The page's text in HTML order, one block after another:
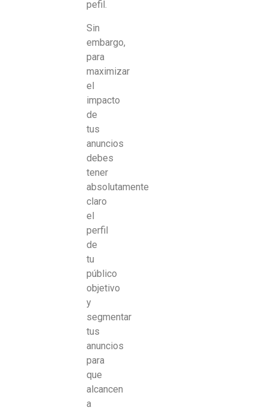
pefil.
Sin
embargo,
para
maximizar
el
impacto
de
tus
anuncios
debes
tener
absolutamente
claro
el
perfil
de
tu
público
objetivo
y
segmentar
tus
anuncios
para
que
alcancen
a